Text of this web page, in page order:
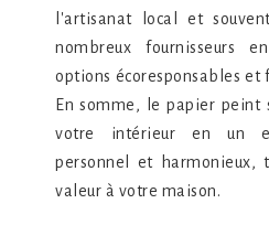
l'artisanat local et
nombreux fournisseurs
options écoresponsables et
En somme, le papier peint
votre intérieur en un
personnel et harmonieux,
valeur à votre maison.